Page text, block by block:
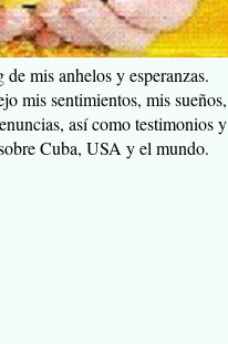
mis anhelos y esperanzas.
mis sentimientos, mis sueños,
así como testimonios y
Cuba, USA y el mundo.